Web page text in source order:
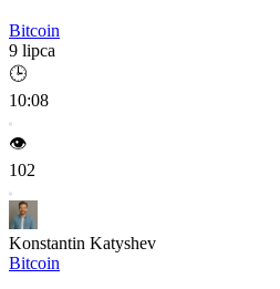
Bitcoin
9 lipca
🕒
10:08
👁️
102
Konstantin Katyshev
Bitcoin